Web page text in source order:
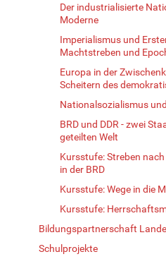
Der industrialisierte
Moderne
Imperialismus und
Machtstreben und
Europa in der
Scheitern des
Nationalsozialismus
BRD und DDR - zwei
geteilten Welt
Kursstufe: Streben
in der BRD
Kursstufe: Wege in die
Kursstufe:
Bildungspartnerschaft
Schulprojekte